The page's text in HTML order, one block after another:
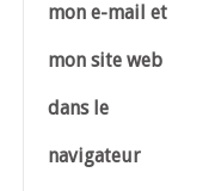
mon e-mail et
mon site web
dans le
navigateur